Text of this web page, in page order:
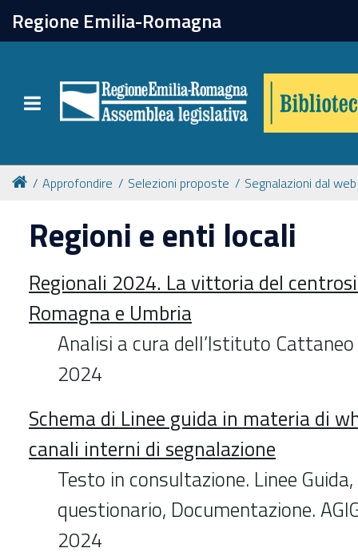
Regione Emilia-Romagna
Toggle navigation
chiudi
Catalogo online
Collezioni
Per approfondire
Appuntamenti
Prenotazione spazi
Approfondire Selezioni proposte Segnalazioni dal web
Regioni e enti locali
Regionali 2024. La vittoria del
Romagna e Umbria
Analisi a cura dell’Istituto
2024
Schema di Linee guida in materia di
canali interni di segnalazione
Testo in consultazione. Linee
questionario, Documentazione.
2024